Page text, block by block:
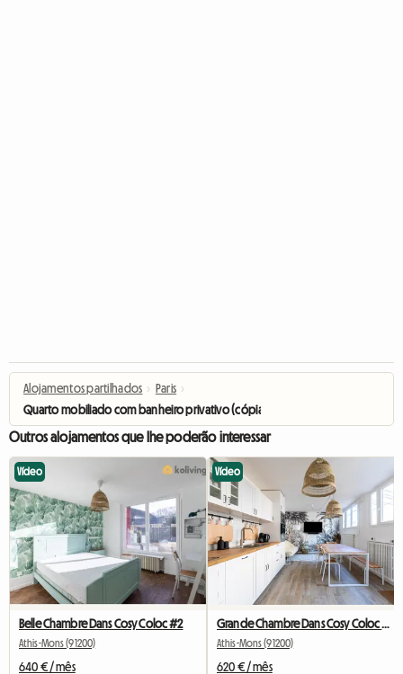
Alojamentos partilhados › Paris ›
Quarto mobiliado com banheiro privativo (cópia)
Outros alojamentos que lhe poderão interessar
Vídeo
Belle Chambre Dans Cosy Coloc #2
Athis-Mons (91200)
640 € / mês
Vídeo
Athis-Mons (91200)
620 € / mês